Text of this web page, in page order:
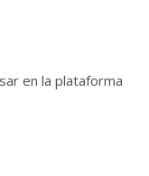
en la plataforma